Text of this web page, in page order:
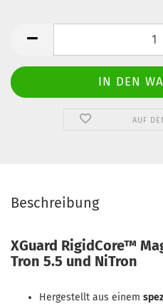
AUF
Beschreibung
XGuard RigidCore™
Tron 5.5 und NiTron
Hergestellt aus einem